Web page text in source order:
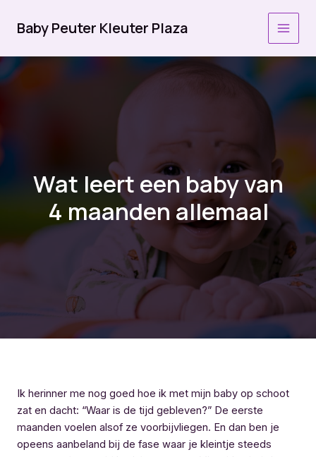
naar
inhoud
Baby Peuter Kleuter Plaza
Wat leert een baby van
4 maanden allemaal
Ik herinner me nog goed hoe ik met mijn baby op schoot
zat en dacht: “Waar is de tijd gebleven?” De eerste
maanden voelen alsof ze voorbijvliegen. En dan ben je
opeens aanbeland bij de fase waar je kleintje steeds